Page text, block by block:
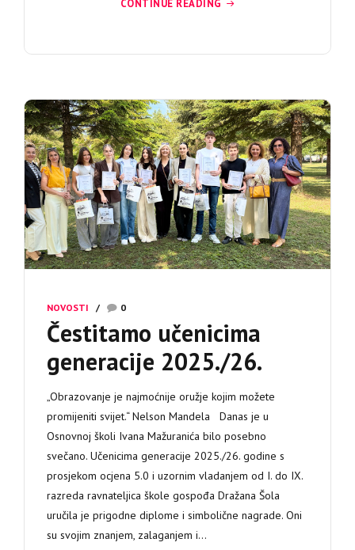
CONTINUE READING
NOVOSTI 0
Čestitamo učenicima
generacije 2025./26.
„Obrazovanje je najmoćnije oružje kojim možete
promijeniti svijet.“ Nelson Mandela Danas je u
Osnovnoj školi Ivana Mažuranića bilo posebno
svečano. Učenicima generacije 2025./26. godine s
prosjekom ocjena 5.0 i uzornim vladanjem od I. do IX.
razreda ravnateljica škole gospođa Dražana Šola
uručila je prigodne diplome i simbolične nagrade. Oni
su svojim znanjem, zalaganjem i...